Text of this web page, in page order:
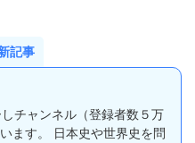
記事
チャンネル（登録者数５万
ます。 日本史や世界史を問